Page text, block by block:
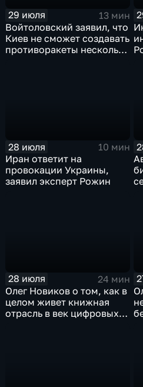
29 июля
13 мин
Войтоловский заявил, что
Киев не сможет создавать
противоракеты несколько
28 июля
10 мин
Иран ответит на
провокации Украины,
заявил эксперт Рожин
28 июля
24 мин
Олег Новиков о том, как в
целом живет книжная
отрасль в век цифровых